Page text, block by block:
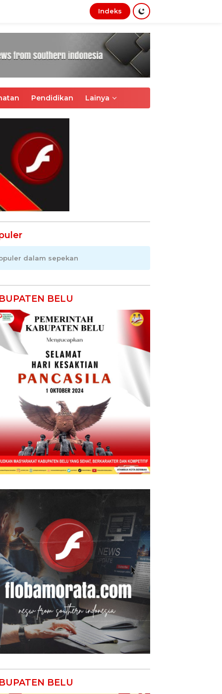
Indeks
Pendidikan Lainya
dalam sepekan
BELU
BELU